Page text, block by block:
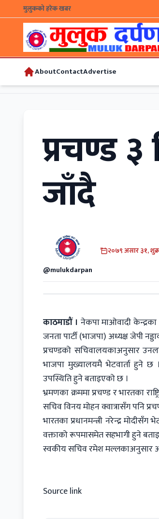
मुलुकको हरेक खबर
AboutContactAdvertise
प्रचण्ड
जाँदै
@mulukdarpan
२०७९ असार ३१,
काठमाडौं । नेकपा माओवादी
जनता पार्टी (भाजपा) अध्यक्ष जेपी
प्रचण्डको सचिवालयकाअनुसार
भाजपा मुख्यालयमै भेटवार्ता हुने छ
उपस्थिति हुने बताइएको छ ।
भ्रमणका क्रममा प्रचण्ड र भारतका
सचिव विनय मोहन क्वात्रासँग पनि
भारतका प्रधानमन्त्री नरेन्द्र
वक्ताको रूपमासमेत सहभागी हुने
स्वकीय सचिव रमेश मल्लकाअनुसार
Source link